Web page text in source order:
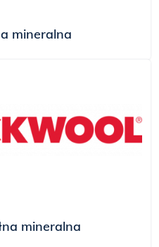
mineralna
mineralna